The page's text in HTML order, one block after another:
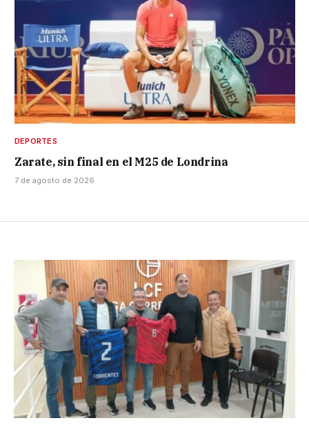
DEPORTES
Zarate, sin final en el M25 de Londrina
7 de agosto de 2026